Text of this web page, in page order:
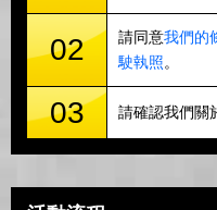
02 請同意我們的
駛執照。
03 請確認我們關